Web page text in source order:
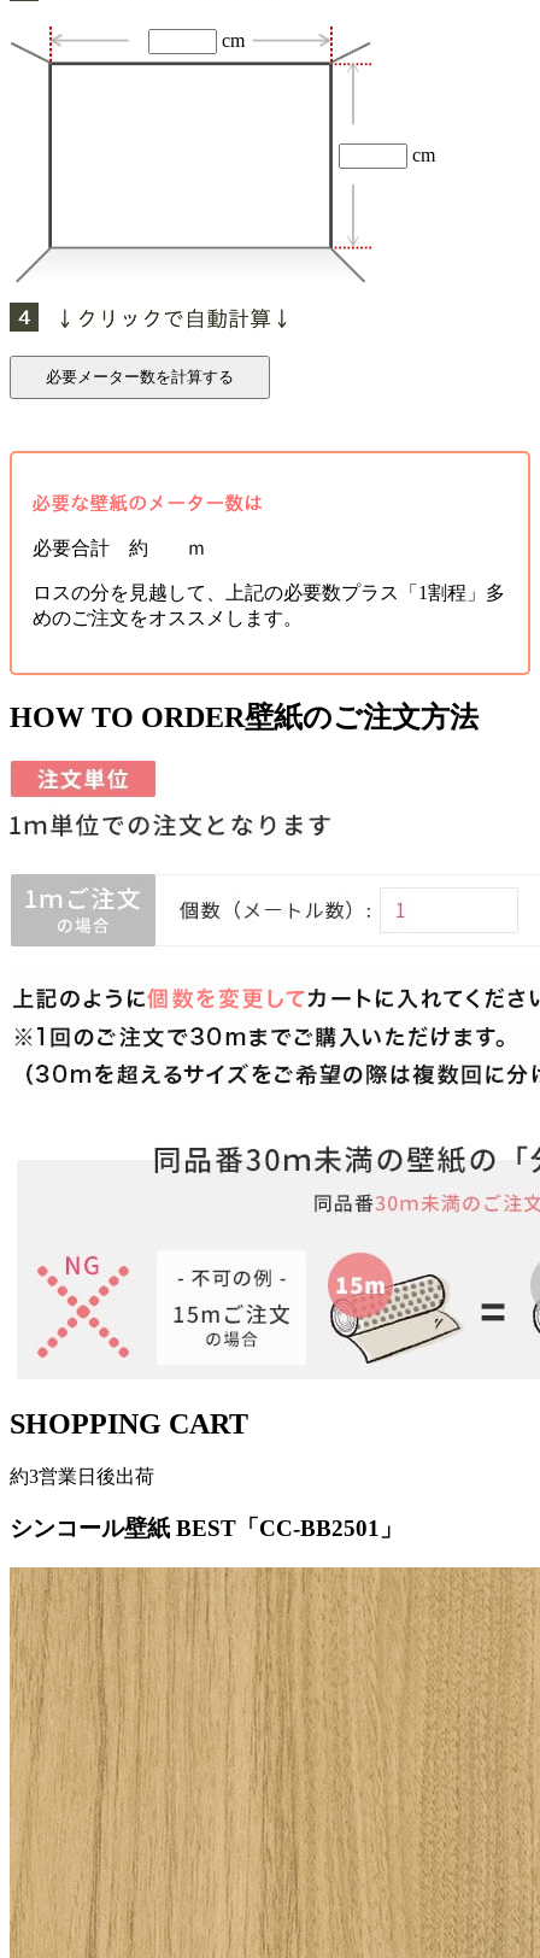
cm
cm
必要合計 約 ｍ
ロスの分を見越して、上記の必要数プラス「1割程」多
めのご注文をオススメします。
HOW TO ORDER壁紙のご注文方法
SHOPPING CART
約3営業日後出荷
シンコール壁紙 BEST「CC-BB2501」